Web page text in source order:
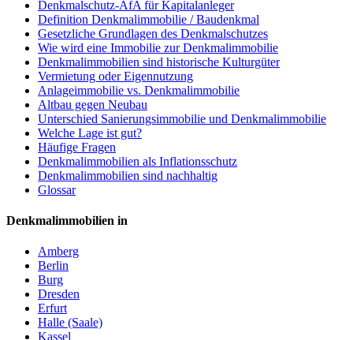
Denkmalschutz-AfA für Kapitalanleger
Definition Denkmalimmobilie / Baudenkmal
Gesetzliche Grundlagen des Denkmalschutzes
Wie wird eine Immobilie zur Denkmalimmobilie
Denkmalimmobilien sind historische Kulturgüter
Vermietung oder Eigennutzung
Anlageimmobilie vs. Denkmalimmobilie
Altbau gegen Neubau
Unterschied Sanierungsimmobilie und Denkmalimmobilie
Welche Lage ist gut?
Häufige Fragen
Denkmalimmobilien als Inflationsschutz
Denkmalimmobilien sind nachhaltig
Glossar
Denkmalimmobilien in
Amberg
Berlin
Burg
Dresden
Erfurt
Halle (Saale)
Kassel